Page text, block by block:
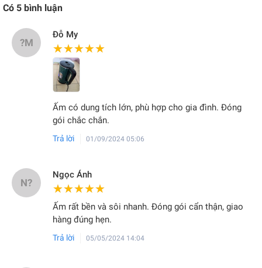
Có 5 bình luận
?M
Đỗ My
★★★★★
★★★★★
Ấm có dung tích lớn, phù hợp cho gia đình. Đóng
gói chắc chắn.
Trả lời 01/09/2024 05:06
N?
Ngọc Ánh
★★★★★
★★★★★
Ấm rất bền và sôi nhanh. Đóng gói cẩn thận, giao
hàng đúng hẹn.
Trả lời 05/05/2024 14:04